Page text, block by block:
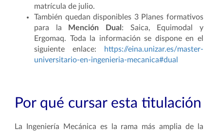
matrícula de julio.
También quedan disponibles 3 Planes formativos
para la
Mención Dual : Saica, Equimodal y
Ergomaq. Toda la información se dispone en el
siguiente enlace:
https://eina.unizar.es/master-
universitario-en-ingenieria-mecanica#dual
Por qué cursar esta titulación
La Ingeniería Mecánica es la rama más amplia de la